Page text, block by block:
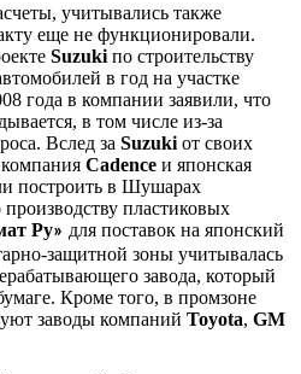
учитывались также
еще не функционировали.
Suzuki по строительству
в год на участке
года в компании заявили, что
в том числе из-за
Вслед за Suzuki от своих
Cadence и японская
построить в Шушарах
пластиковых
Ру» для поставок на японский
защитной зоны учитывалась
завода, который
Кроме того, в промзоне
заводы компаний Toyota, GM